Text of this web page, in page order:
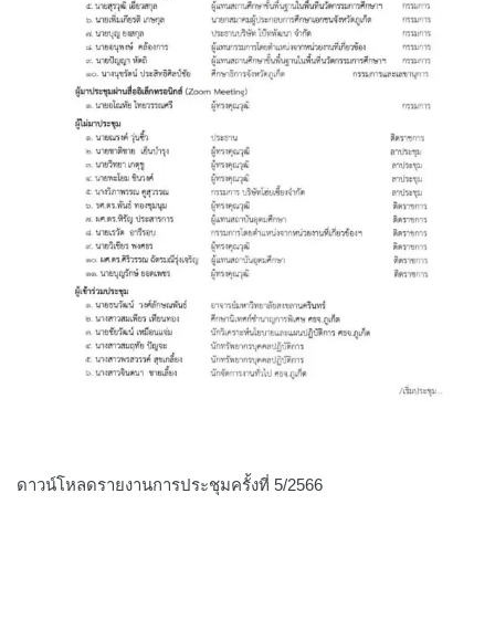
ดาวน์โหลดรายงานการประชุมครั้งที่ 5/2566